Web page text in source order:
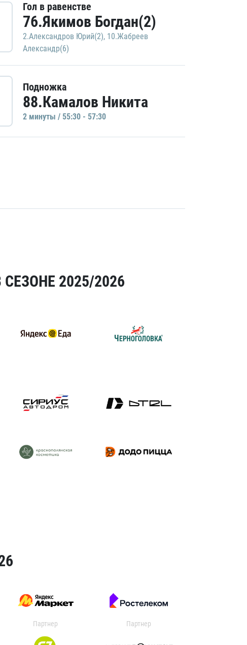
Гол в равенстве
76.Якимов Богдан(2)
2.Александров Юрий(2), 10.Жабреев
Александр(6)
Подножка
88.Камалов Никита
2 минуты / 55:30 - 57:30
2025/2026
Партнер Партнер